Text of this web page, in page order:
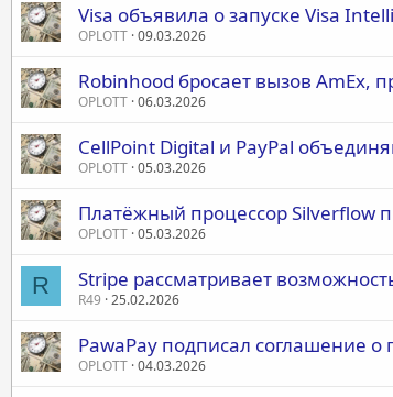
Visa объявила о запуске Visa
OPLOTT 09.03.2026
Robinhood бросает вызов AmEx,
OPLOTT 06.03.2026
CellPoint Digital и PayPal
OPLOTT 05.03.2026
Платёжный процессор Silverflow
OPLOTT 05.03.2026
R Stripe рассматривает
R49 25.02.2026
PawaPay подписал соглашение о
OPLOTT 04.03.2026